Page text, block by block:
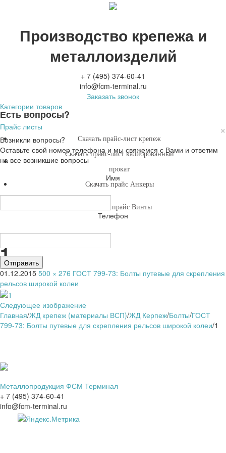
Производство крепежа и
металлоизделий
+ 7 (495) 374-60-41
info@fcm-terminal.ru
Заказать звонок
Категории товаров
Прайс листы
Скачать прайс-лист крепеж
Скачать прайс-лист калиброванный
прокат
Скачать прайс Анкеры
Скачать прайс Винты
1
01.12.2015 500 × 276 ГОСТ 799-73: Болты путевые для скрепления
рельсов широкой колеи
Следующее изображение
Главная/ЖД крепеж (материалы ВСП)/ЖД Керпеж/Болты/ГОСТ
799-73: Болты путевые для скрепления рельсов широкой колеи/1
Есть вопросы?
×
Возникли вопросы?
Оставьте свой номер телефона и мы свяжемся с Вами и ответим
на все возникшие вопросы
Имя
Телефон
Металлопродукция ФСМ Терминал
+ 7 (495) 374-60-41
info@fcm-terminal.ru